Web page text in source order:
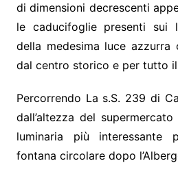
di dimensioni decrescenti
le caducifoglie presenti sui
della medesima luce
dal centro storico e per tutto
Percorrendo La s.S. 239 di
dall’altezza del
luminaria più interessante
fontana circolare dopo